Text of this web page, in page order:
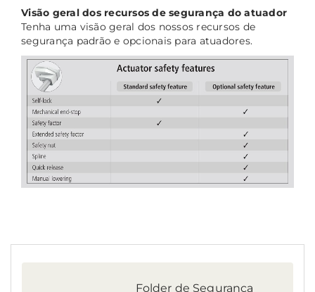
Visão geral dos recursos de segurança do atuador
Tenha uma visão geral dos nossos recursos de
segurança padrão e opcionais para atuadores.
Folder de Segurança